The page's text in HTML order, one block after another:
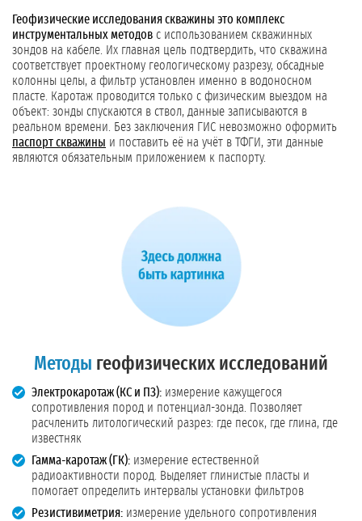
Геофизические исследования скважины это комплекс
инструментальных методов с использованием скважинных
зондов на кабеле. Их главная цель подтвердить, что скважина
соответствует проектному геологическому разрезу, обсадные
колонны целы, а фильтр установлен именно в водоносном
пласте. Каротаж проводится только с физическим выездом на
объект: зонды спускаются в ствол, данные записываются в
реальном времени. Без заключения ГИС невозможно оформить
паспорт скважины и поставить её на учёт в ТФГИ, эти данные
являются обязательным приложением к паспорту.
Методы геофизических исследований
Электрокаротаж (КС и ПЗ): измерение кажущегося
сопротивления пород и потенциал-зонда. Позволяет
расчленить литологический разрез: где песок, где глина, где
известняк
Гамма-каротаж (ГК): измерение естественной
радиоактивности пород. Выделяет глинистые пласты и
помогает определить интервалы установки фильтров
Резистивиметрия: измерение удельного сопротивления